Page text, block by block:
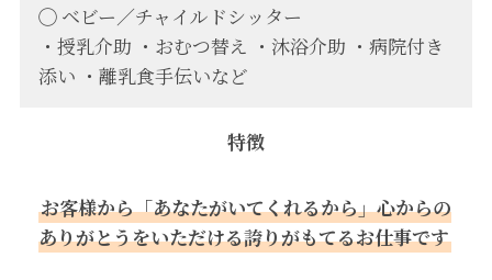
◯ ベビー／チャイルドシッター
・授乳介助 ・おむつ替え ・沐浴介助 ・病院付き
添い ・離乳食手伝いなど
特徴
お客様から「あなたがいてくれるから」心からの
ありがとうをいただける誇りがもてるお仕事です